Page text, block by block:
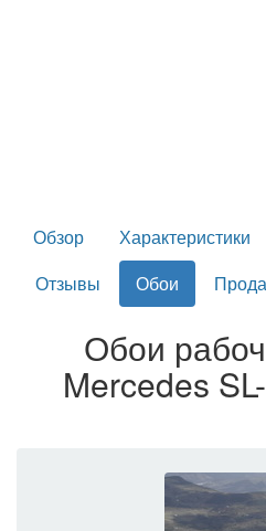
Обзор Характеристики
Отзывы
Обои
Обои
Mercedes